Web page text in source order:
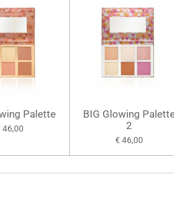
Palette
46,00
BIG Glowing
2
€ 46,00